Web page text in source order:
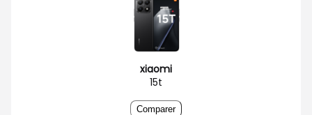
xiaomi
15t
Comparer